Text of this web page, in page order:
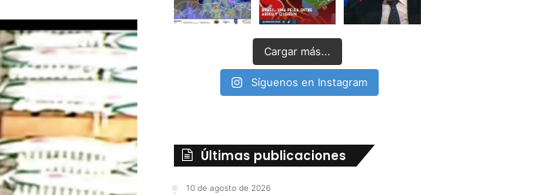
Cargar más...
Síguenos en Instagram
Últimas publicaciones
10 de agosto de 2026